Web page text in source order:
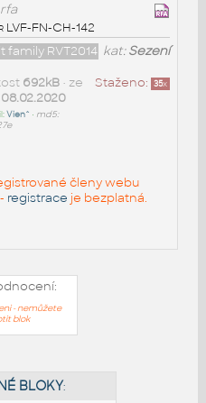
LVF-FN-CH-142
kat:Sezení
family RVT2014
Staženo: 35x
692kB• ze
08.02.2020
Vien^ • md5:
členy webu
registrace je bezplatná.
- nemůžete
blok